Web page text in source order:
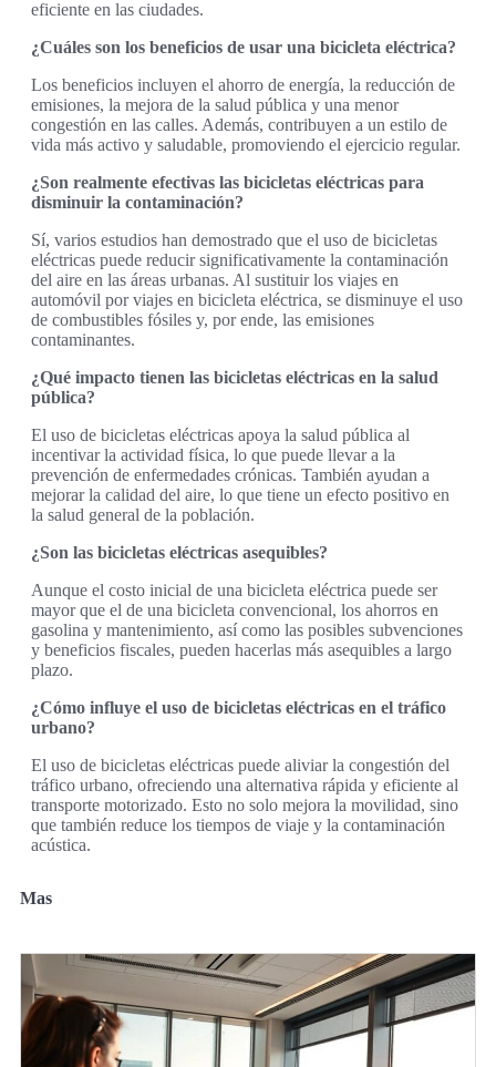
eficiente en las ciudades.
¿Cuáles son los beneficios de usar una bicicleta eléctrica?
Los beneficios incluyen el ahorro de energía, la reducción de
emisiones, la mejora de la salud pública y una menor
congestión en las calles. Además, contribuyen a un estilo de
vida más activo y saludable, promoviendo el ejercicio regular.
¿Son realmente efectivas las bicicletas eléctricas para
disminuir la contaminación?
Sí, varios estudios han demostrado que el uso de bicicletas
eléctricas puede reducir significativamente la contaminación
del aire en las áreas urbanas. Al sustituir los viajes en
automóvil por viajes en bicicleta eléctrica, se disminuye el uso
de combustibles fósiles y, por ende, las emisiones
contaminantes.
¿Qué impacto tienen las bicicletas eléctricas en la salud
pública?
El uso de bicicletas eléctricas apoya la salud pública al
incentivar la actividad física, lo que puede llevar a la
prevención de enfermedades crónicas. También ayudan a
mejorar la calidad del aire, lo que tiene un efecto positivo en
la salud general de la población.
¿Son las bicicletas eléctricas asequibles?
Aunque el costo inicial de una bicicleta eléctrica puede ser
mayor que el de una bicicleta convencional, los ahorros en
gasolina y mantenimiento, así como las posibles subvenciones
y beneficios fiscales, pueden hacerlas más asequibles a largo
plazo.
¿Cómo influye el uso de bicicletas eléctricas en el tráfico
urbano?
El uso de bicicletas eléctricas puede aliviar la congestión del
tráfico urbano, ofreciendo una alternativa rápida y eficiente al
transporte motorizado. Esto no solo mejora la movilidad, sino
que también reduce los tiempos de viaje y la contaminación
acústica.
Mas